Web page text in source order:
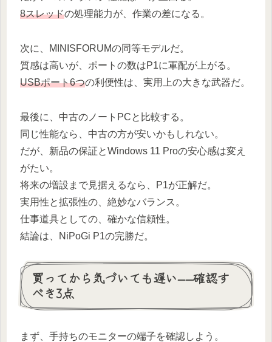
8スレッドの処理能力が、作業の差になる。
次に、MINISFORUMの同等モデルだ。
質感は高いが、ポートの数はP1に軍配が上がる。
USBポート6つの利便性は、実用上の大きな武器だ。
最後に、中古のノートPCと比較する。
同じ性能なら、中古の方が安いかもしれない。
だが、新品の保証とWindows 11 Proの安心感は変え
がたい。
将来の増設まで見据えるなら、P1が正解だ。
実用性と拡張性の、絶妙なバランス。
仕事道具としての、確かな信頼性。
結論は、NiPoGi P1の完勝だ。
買ってから気づいても遅い——確認す
べき3点
まず、手持ちのモニターの端子を確認しよう。